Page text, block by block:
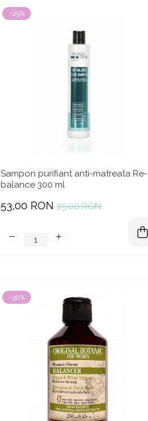
-29%
Sampon purifiant anti-matreata Re-
balance 300 ml
75,00 RON
53,00 RON
-30%